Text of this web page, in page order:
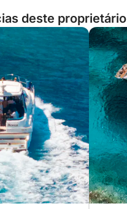
deste proprietário